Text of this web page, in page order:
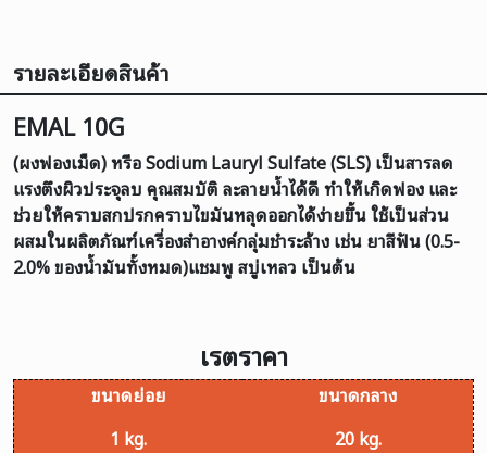
รายละเอียดสินค้า
EMAL 10G
(ผงฟองเม็ด) หรือ Sodium Lauryl Sulfate (SLS) เป็นสารลด
แรงตึงผิวประจุลบ คุณสมบัติ ละลายน้ำได้ดี ทำให้เกิดฟอง และ
ช่วยให้คราบสกปรกคราบไขมันหลุดออกได้ง่ายขึ้น ใช้เป็นส่วน
ผสมในผลิตภัณฑ์เครื่องสำอางค์กลุ่มชำระล้าง เช่น ยาสีฟัน (0.5-
2.0% ของน้ำมันทั้งหมด)แชมพู สบู่เหลว เป็นต้น
เรตราคา
ขนาดย่อย
1 kg.
ขนาดกลาง
20 kg.